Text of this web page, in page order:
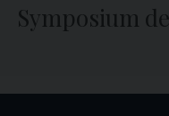
Symposium